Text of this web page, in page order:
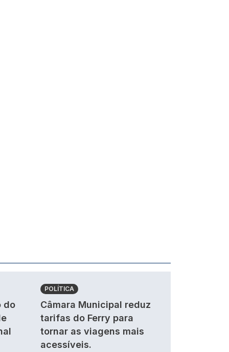
do
POLÍTICA
Câmara Municipal reduz
tarifas do Ferry para
tornar as viagens mais
acessíveis.